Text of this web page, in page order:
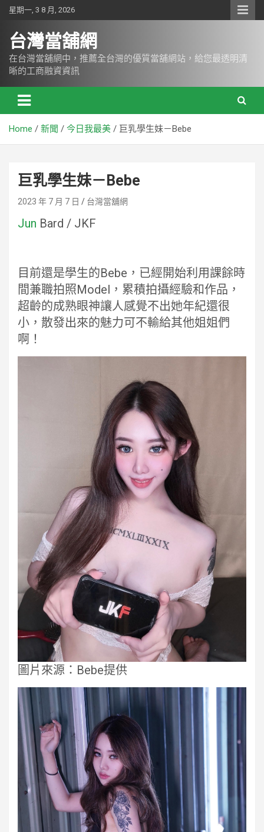
Skip
content
星期一, 3 8 月, 2026
台灣當舖網
在台灣當舖網中，推薦全台灣的優質當舖網站，給您最透明清
晰的工商融資資訊
Home 新聞 今日我最美 巨乳學生妹－Bebe
巨乳學生妹－Bebe
2023 年 7 月 7 日 台灣當舖網
Jun Bard / JKF
目前還是學生的Bebe，已經開始利用課餘時
間兼職拍照Model，累積拍攝經驗和作品，
超齡的成熟眼神讓人感覺不出她年紀還很
小，散發出來的魅力可不輸給其他姐姐們
啊！
圖片來源：Bebe提供